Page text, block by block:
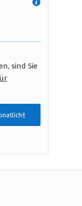
sind Sie